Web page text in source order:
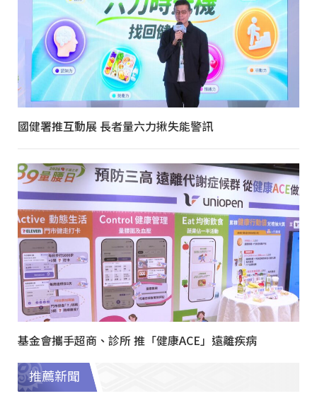
國健署推互動展 長者量六力揪失能警訊
基金會攜手超商、診所 推「健康ACE」遠離疾病
推薦新聞